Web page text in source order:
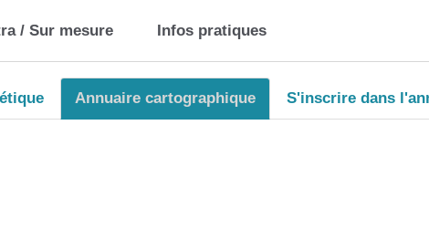
/ Sur mesure Infos pratiques
Annuaire cartographique S'inscrire dans